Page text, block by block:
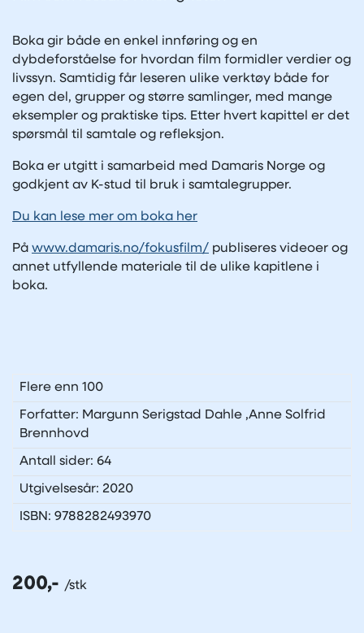
Boka gir både en enkel innføring og en
dybdeforståelse for hvordan film formidler verdier og
livssyn. Samtidig får leseren ulike verktøy både for
egen del, grupper og større samlinger, med mange
eksempler og praktiske tips. Etter hvert kapittel er det
spørsmål til samtale og refleksjon.
Boka er utgitt i samarbeid med Damaris Norge og
godkjent av K-stud til bruk i samtalegrupper.
Du kan lese mer om boka her
På www.damaris.no/fokusfilm/ publiseres videoer og
annet utfyllende materiale til de ulike kapitlene i
boka.
Flere enn 100
Forfatter: Margunn Serigstad Dahle ,Anne Solfrid
Brennhovd
Antall sider: 64
Utgivelsesår: 2020
ISBN: 9788282493970
200,-